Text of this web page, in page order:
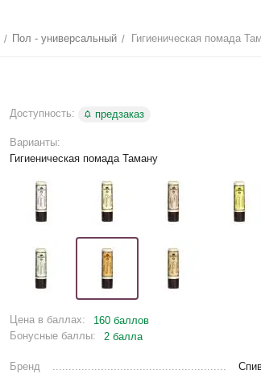
/ Пол - универсальный / Гигиеническая помада
Доступность: предзаказ
Варианты:
Гигиеническая помада Таману
Цена в баллах:
160 баллов
Бонусные баллы:
2 балла
Бренд